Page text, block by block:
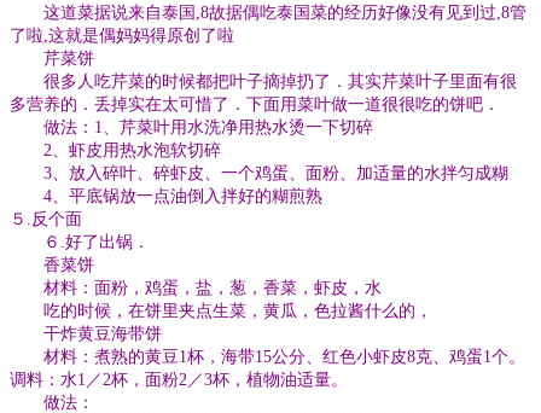
这道菜据说来自泰国,8故据偶吃泰国菜的经历好像没有见到过,8管
了啦,这就是偶妈妈得原创了啦
芹菜饼
很多人吃芹菜的时候都把叶子摘掉扔了．其实芹菜叶子里面有很
多营养的．丢掉实在太可惜了．下面用菜叶做一道很很吃的饼吧．
做法：1、芹菜叶用水洗净用热水烫一下切碎
2、虾皮用热水泡软切碎
3、放入碎叶、碎虾皮、一个鸡蛋、面粉、加适量的水拌匀成糊
4、平底锅放一点油倒入拌好的糊煎熟
５.反个面
６.好了出锅．
香菜饼
材料：面粉，鸡蛋，盐，葱，香菜，虾皮，水
吃的时候，在饼里夹点生菜，黄瓜，色拉酱什么的，
干炸黄豆海带饼
材料：煮熟的黄豆1杯，海带15公分、红色小虾皮8克、鸡蛋1个。
调料：水1／2杯，面粉2／3杯，植物油适量。
做法：